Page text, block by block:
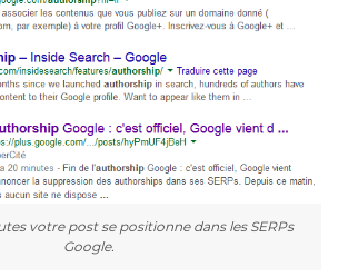
votre post se positionne dans les SERPs
Google.